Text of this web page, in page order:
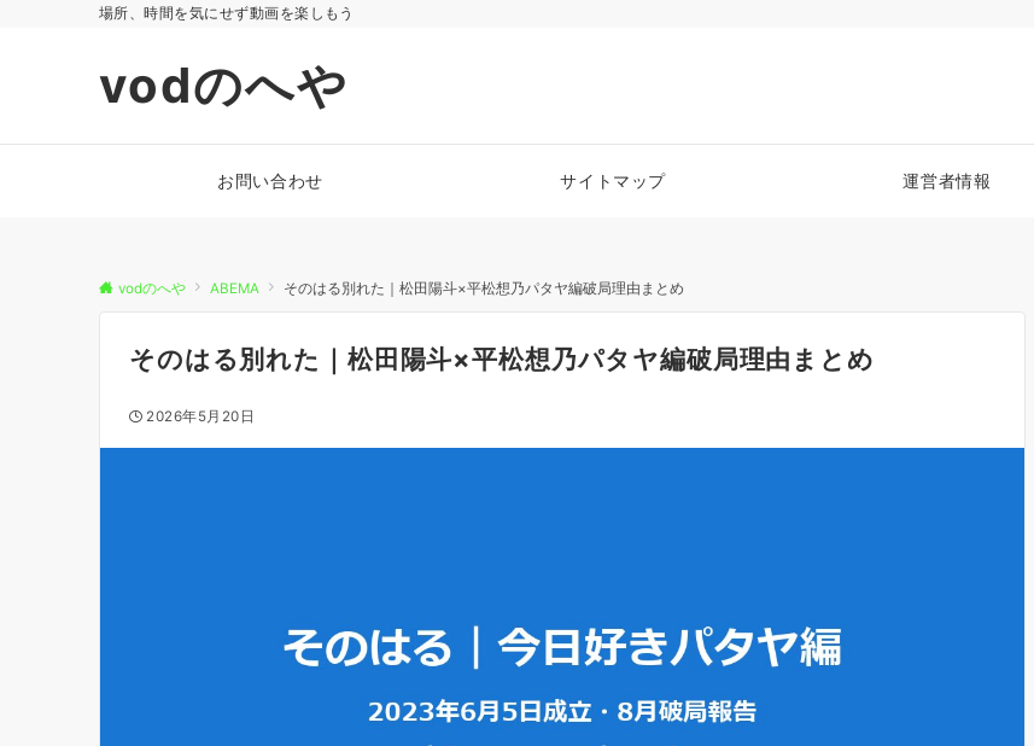
場所、時間を気にせず動画を楽しもう
vodのへや
お問い合わせ サイトマップ 運営者情報
vodのへや ABEMA そのはる別れた｜松田陽斗×平松想乃パタヤ編破局理由まとめ
そのはる別れた｜松田陽斗×平松想乃パタヤ編破局理由まとめ
2026年5月20日